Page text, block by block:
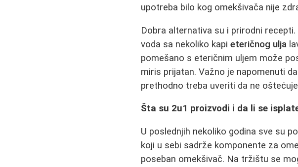
upotreba bilo kog omekšivača nije
Dobra alternativa su i prirodni
voda sa nekoliko kapieteričnog ulja
pomešano s eteričnim uljem može
miris prijatan. Važno je napomenuti
prethodno treba uveriti da ne
Šta su 2u1 proizvodi i da li se
U poslednjih nekoliko godina sve su
koji u sebi sadrže komponente za
poseban omekšivač. Na tržištu se